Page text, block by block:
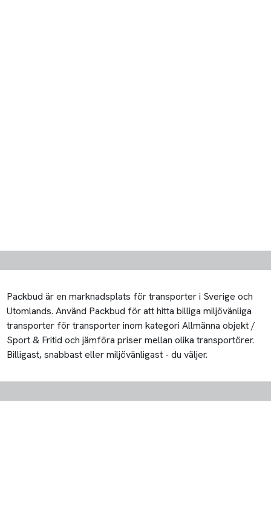
Packbud är en marknadsplats för transporter i Sverige och
Utomlands. Använd Packbud för att hitta billiga miljövänliga
transporter för transporter inom kategori Allmänna objekt /
Sport & Fritid och jämföra priser mellan olika transportörer.
Billigast, snabbast eller miljövänligast - du väljer.